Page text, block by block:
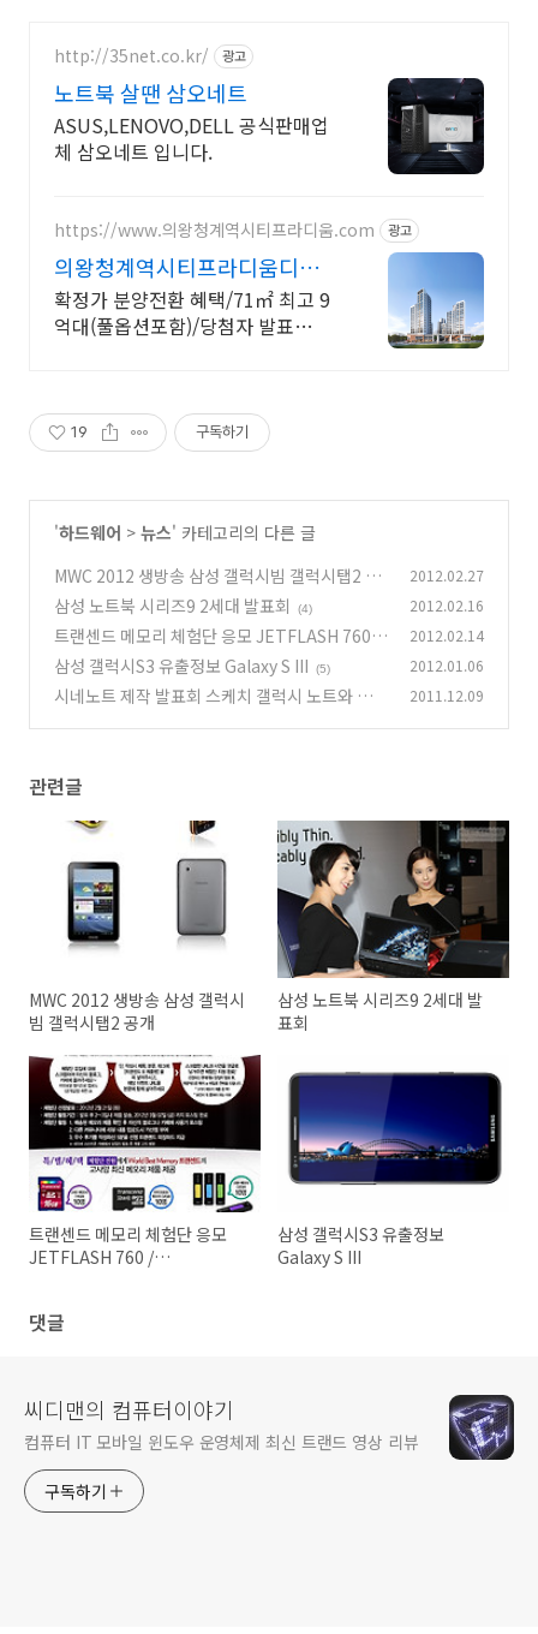
http://35net.co.kr/ 광고
노트북 살땐 삼오네트
ASUS,LENOVO,DELL 공식판매업
체 삼오네트 입니다.
https://www.의왕청계역시티프라디움.com 광고
의왕청계역시티프라디움디하모
니
확정가 분양전환 혜택/71㎡ 최고 9
억대(풀옵션포함)/당첨자 발표
19 구독하기
'하드웨어 > 뉴스' 카테고리의 다른 글
MWC 2012 생방송 삼성 갤럭시빔 갤럭시탭2 공
개 (7)
2012.02.27
삼성 노트북 시리즈9 2세대 발표회 (4) 2012.02.16
트랜센드 메모리 체험단 응모 JETFLASH 760 /
TS32GJF760
(2)
2012.02.14
삼성 갤럭시S3 유출정보 Galaxy S III (5) 2012.01.06
시네노트 제작 발표회 스케치 갤럭시 노트와 영화 2011.12.09
관련글
MWC 2012 생방송 삼성 갤럭시
빔 갤럭시탭2 공개
삼성 노트북 시리즈9 2세대 발
표회
트랜센드 메모리 체험단 응모
JETFLASH 760 /
삼성 갤럭시S3 유출정보
Galaxy S III
댓글
씨디맨의 컴퓨터이야기
컴퓨터 IT 모바일 윈도우 운영체제 최신 트랜드 영상 리뷰
구독하기